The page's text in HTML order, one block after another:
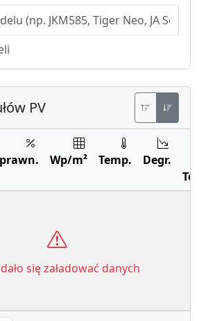
PV
Wp/m² Temp.
Degr.
się załadować danych